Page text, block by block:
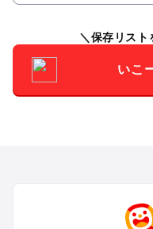
保存リスト
いこ